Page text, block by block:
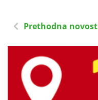
Prethodna novost